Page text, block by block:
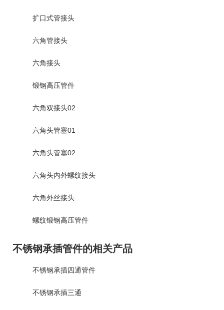
扩口式管接头
六角管接头
六角接头
锻钢高压管件
六角双接头02
六角头管塞01
六角头管塞02
六角头内外螺纹接头
六角外丝接头
螺纹锻钢高压管件
不锈钢承插管件的相关产品
不锈钢承插四通管件
不锈钢承插三通